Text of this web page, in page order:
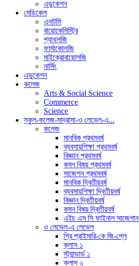
এডুকেশন
মেডিকেল
এনাটমি
বায়োকেমিস্ট্রি
প্যাথলজি
ফার্মাকোলজি
মাইক্রোবায়োলজি
নার্সিং
এডুকেশন
কলেজ
Arts & Social Science
Commerce
Science
স্কুল-কলেজ-মাদ্রাসা-ও লেভেল-এ...
কলেজ
মানবিক প্রথমবর্ষ
ব্যবসায়শিক্ষা প্রথমবর্ষ
বিজ্ঞান প্রথমবর্ষ
কমন বিষয় প্রথমবর্ষ
সাজেশন প্রথমবর্ষ
মানবিক দ্বিতীয়বর্ষ
ব্যবসায়শিক্ষা দ্বিতীয়বর্ষ
বিজ্ঞান দ্বিতীয়বর্ষ
কমন বিষয় দ্বিতীয়বর্ষ
এইচ এস সি ফাইনাল সাজেশান
ও লেভেল-এ লেভেল
প্রি প্রাইমারি-কে জি-প্লে
ক্লাস ১
স্ট্যান্ডার্ড ১
ক্লাস ২